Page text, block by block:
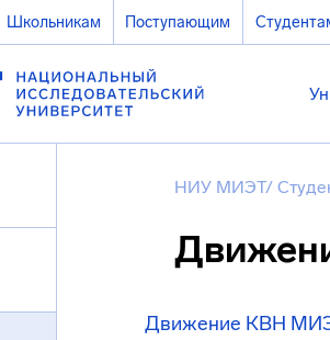
Школьникам Поступающим
НИУ МИЭТ/
Движение КВН